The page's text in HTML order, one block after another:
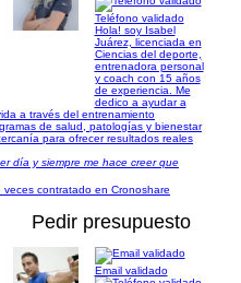
Teléfono validado
Hola! soy Isabel
Juárez, licenciada en
Ciencias del deporte,
entrenadora personal
y coach con 15 años
de experiencia. Me
dedico a ayudar a
a través del entrenamiento
de salud, patologías y bienestar
para ofrecer resultados reales
día y siempre me hace creer que
veces contratado en Cronoshare
Pedir presupuesto
Email validado